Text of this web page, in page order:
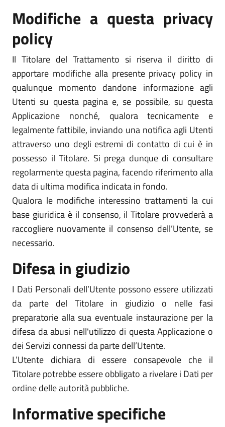
Modifiche a questa privacy
policy
Il Titolare del Trattamento si riserva il diritto di
apportare modifiche alla presente privacy policy in
qualunque momento dandone informazione agli
Utenti su questa pagina e, se possibile, su questa
Applicazione nonché, qualora tecnicamente e
legalmente fattibile, inviando una notifica agli Utenti
attraverso uno degli estremi di contatto di cui è in
possesso il Titolare. Si prega dunque di consultare
regolarmente questa pagina, facendo riferimento alla
data di ultima modifica indicata in fondo.
Qualora le modifiche interessino trattamenti la cui
base giuridica è il consenso, il Titolare provvederà a
raccogliere nuovamente il consenso dell’Utente, se
necessario.
Difesa in giudizio
I Dati Personali dell’Utente possono essere utilizzati
da parte del Titolare in giudizio o nelle fasi
preparatorie alla sua eventuale instaurazione per la
difesa da abusi nell'utilizzo di questa Applicazione o
dei Servizi connessi da parte dell’Utente.
L’Utente dichiara di essere consapevole che il
Titolare potrebbe essere obbligato a rivelare i Dati per
ordine delle autorità pubbliche.
Informative specifiche